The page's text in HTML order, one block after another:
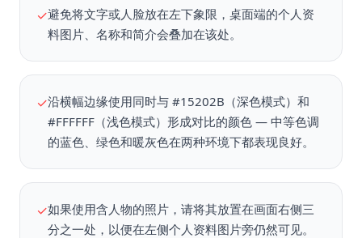
✓避免将文字或人脸放在左下象限，桌面端的个人资
料图片、名称和简介会叠加在该处。
✓沿横幅边缘使用同时与 #15202B（深色模式）和
#FFFFFF（浅色模式）形成对比的颜色 — 中等色调
的蓝色、绿色和暖灰色在两种环境下都表现良好。
✓如果使用含人物的照片，请将其放置在画面右侧三
分之一处，以便在左侧个人资料图片旁仍然可见。